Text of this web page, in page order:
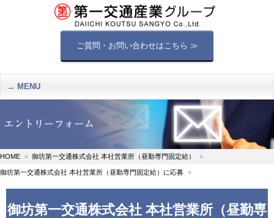
ご質問・お問い合わせはこちら ≫
MENU
HOME 御坊第一交通株式会社 本社営業所（昼勤専門固定給）
御坊第一交通株式会社 本社営業所（昼勤専門固定給）に応募
御坊第一交通株式会社 本社営業所（昼勤専